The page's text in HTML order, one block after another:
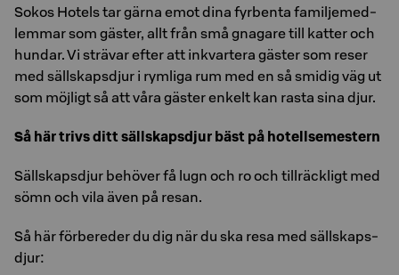
Sokos Ho­tels tar gärna emot dina fyr­ben­ta fa­mil­je­med­
lem­mar som gäs­ter, allt från små gna­ga­re till kat­ter och
hun­dar. Vi strä­var efter att in­kvar­te­ra gäs­ter som reser
med säll­skaps­djur i rym­li­ga rum med en så smi­dig väg ut
som möj­ligt så att våra gäs­ter en­kelt kan rasta sina djur.
Så här trivs ditt säll­skaps­djur bäst på ho­tell­se­mestern
Säll­skaps­djur be­hö­ver få lugn och ro och till­räck­ligt med
sömn och vila även på resan.
Så här för­be­re­der du dig när du ska resa med säll­skaps­
djur: